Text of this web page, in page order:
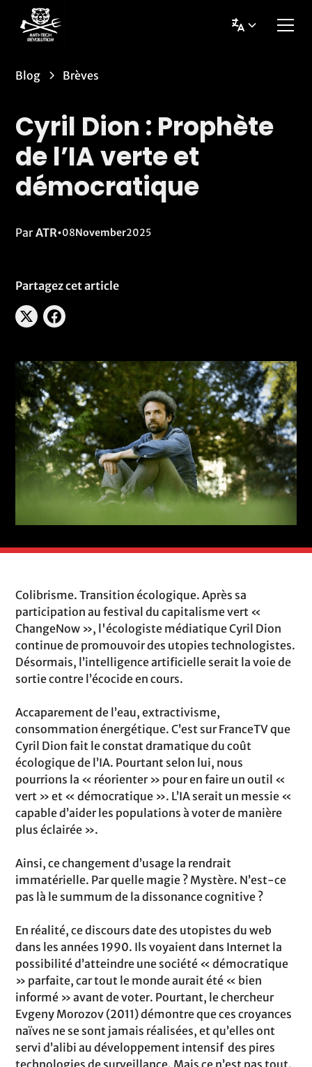
Blog Brèves
Cyril Dion : Prophète
de l’IA verte et
démocratique
Par ATR•08November2025
Partagez cet article
Colibrisme. Transition écologique. Après sa
participation au festival du capitalisme vert «
ChangeNow », l'écologiste médiatique Cyril Dion
continue de promouvoir des utopies technologistes.
Désormais, l’intelligence artificielle serait la voie de
sortie contre l’écocide en cours.
Accaparement de l’eau, extractivisme,
consommation énergétique. C’est sur FranceTV que
Cyril Dion fait le constat dramatique du coût
écologique de l’IA. Pourtant selon lui, nous
pourrions la « réorienter » pour en faire un outil «
vert » et « démocratique ». L’IA serait un messie «
capable d’aider les populations à voter de manière
plus éclairée ».
Ainsi, ce changement d’usage la rendrait
immatérielle. Par quelle magie ? Mystère. N’est-ce
pas là le summum de la dissonance cognitive ?
En réalité, ce discours date des utopistes du web
dans les années 1990. Ils voyaient dans Internet la
possibilité d’atteindre une société « démocratique
» parfaite, car tout le monde aurait été « bien
informé » avant de voter. Pourtant, le chercheur
Evgeny Morozov (2011) démontre que ces croyances
naïves ne se sont jamais réalisées, et qu’elles ont
servi d’alibi au développement intensif des pires